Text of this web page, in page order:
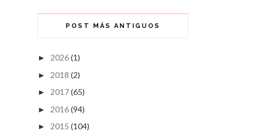
POST MÁS ANTIGUOS
► 2026(1)
► 2018 (2)
► 2017(65)
► 2016(94)
► 2015 (104)